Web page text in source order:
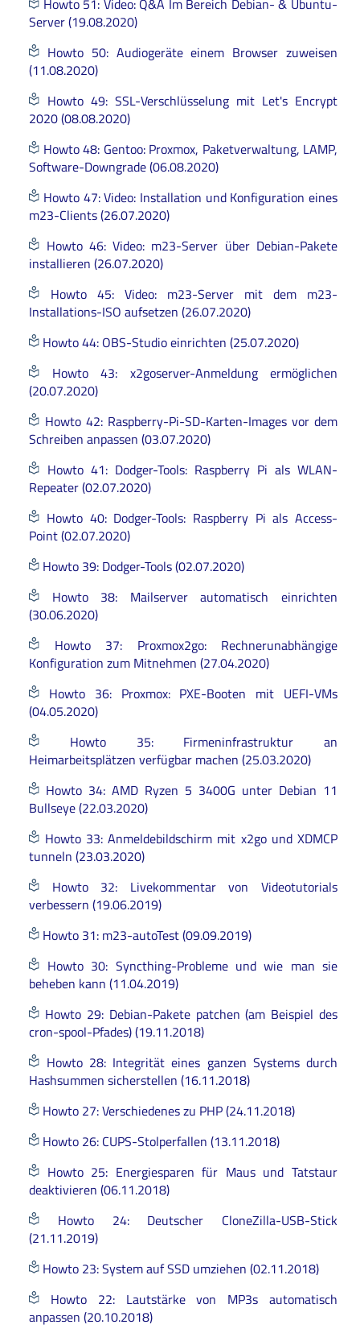
Howto 51: Video: Q&A Im Bereich Debian- & Ubuntu-
Server (19.08.2020)
Howto 50: Audiogeräte einem Browser zuweisen
(11.08.2020)
Howto 49: SSL-Verschlüsselung mit Let's Encrypt
2020 (08.08.2020)
Howto 48: Gentoo: Proxmox, Paketverwaltung, LAMP,
Software-Downgrade (06.08.2020)
Howto 47: Video: Installation und Konfiguration eines
m23-Clients (26.07.2020)
Howto 46: Video: m23-Server über Debian-Pakete
installieren (26.07.2020)
Howto 45: Video: m23-Server mit dem m23-
Installations-ISO aufsetzen (26.07.2020)
Howto 44: OBS-Studio einrichten (25.07.2020)
Howto 43: x2goserver-Anmeldung ermöglichen
(20.07.2020)
Howto 42: Raspberry-Pi-SD-Karten-Images vor dem
Schreiben anpassen (03.07.2020)
Howto 41: Dodger-Tools: Raspberry Pi als WLAN-
Repeater (02.07.2020)
Howto 40: Dodger-Tools: Raspberry Pi als Access-
Point (02.07.2020)
Howto 39: Dodger-Tools (02.07.2020)
Howto 38: Mailserver automatisch einrichten
(30.06.2020)
Howto 37: Proxmox2go: Rechnerunabhängige
Konfiguration zum Mitnehmen (27.04.2020)
Howto 36: Proxmox: PXE-Booten mit UEFI-VMs
(04.05.2020)
Howto 35: Firmeninfrastruktur an
Heimarbeitsplätzen verfügbar machen (25.03.2020)
Howto 34: AMD Ryzen 5 3400G unter Debian 11
Bullseye (22.03.2020)
Howto 33: Anmeldebildschirm mit x2go und XDMCP
tunneln (23.03.2020)
Howto 32: Livekommentar von Videotutorials
verbessern (19.06.2019)
Howto 31: m23-autoTest (09.09.2019)
Howto 30: Syncthing-Probleme und wie man sie
beheben kann (11.04.2019)
Howto 29: Debian-Pakete patchen (am Beispiel des
cron-spool-Pfades) (19.11.2018)
Howto 28: Integrität eines ganzen Systems durch
Hashsummen sicherstellen (16.11.2018)
Howto 27: Verschiedenes zu PHP (24.11.2018)
Howto 26: CUPS-Stolperfallen (13.11.2018)
Howto 25: Energiesparen für Maus und Tatstaur
deaktivieren (06.11.2018)
Howto 24: Deutscher CloneZilla-USB-Stick
(21.11.2019)
Howto 23: System auf SSD umziehen (02.11.2018)
Howto 22: Lautstärke von MP3s automatisch
anpassen (20.10.2018)